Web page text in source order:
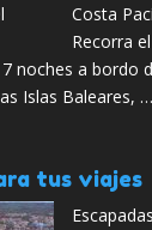
Costa
Recorra
noches a bordo
Islas Baleares, …
tus viajes